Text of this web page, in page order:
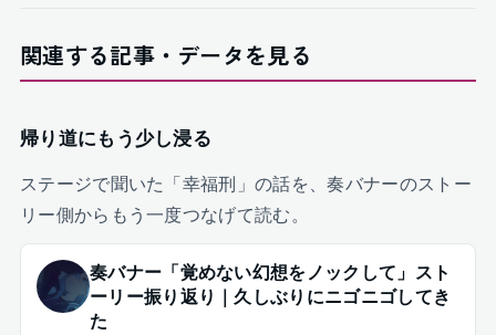
関連する記事・データを見る
帰り道にもう少し浸る
ステージで聞いた「幸福刑」の話を、奏バナーのストー
リー側からもう一度つなげて読む。
奏バナー「覚めない幻想をノックして」スト
ーリー振り返り｜久しぶりにニゴニゴしてき
た